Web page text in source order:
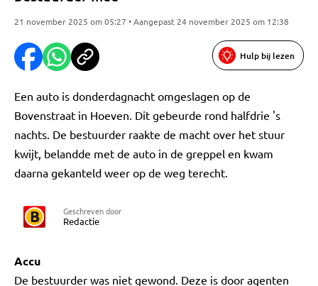
21 november 2025 om 05:27 • Aangepast 24 november 2025 om 12:38
Hulp bij lezen
Een auto is donderdagnacht omgeslagen op de
Bovenstraat in Hoeven. Dit gebeurde rond halfdrie 's
nachts. De bestuurder raakte de macht over het stuur
kwijt, belandde met de auto in de greppel en kwam
daarna gekanteld weer op de weg terecht.
Geschreven door
Redactie
Accu
De bestuurder was niet gewond. Deze is door agenten